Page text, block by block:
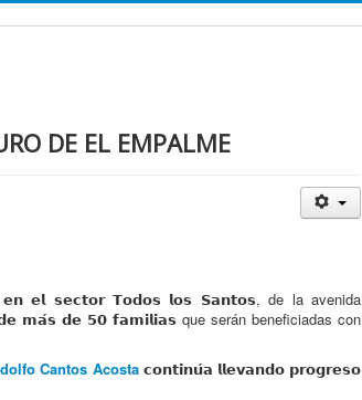
DE EL EMPALME
𝗲𝗹 𝘀𝗲𝗰𝘁𝗼𝗿 𝗧𝗼𝗱𝗼𝘀 𝗹𝗼𝘀 𝗦𝗮𝗻𝘁𝗼𝘀, de la avenida
𝗺𝗮́𝘀 𝗱𝗲 𝟱𝟬 𝗳𝗮𝗺𝗶𝗹𝗶𝗮𝘀 que serán beneficiadas con
Cantos Acosta𝗰𝗼𝗻𝘁𝗶𝗻𝘂́𝗮 𝗹𝗹𝗲𝘃𝗮𝗻𝗱𝗼 𝗽𝗿𝗼𝗴𝗿𝗲𝘀𝗼